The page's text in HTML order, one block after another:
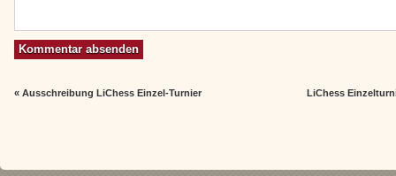
«Ausschreibung LiChess Einzel-Turnier LiChess